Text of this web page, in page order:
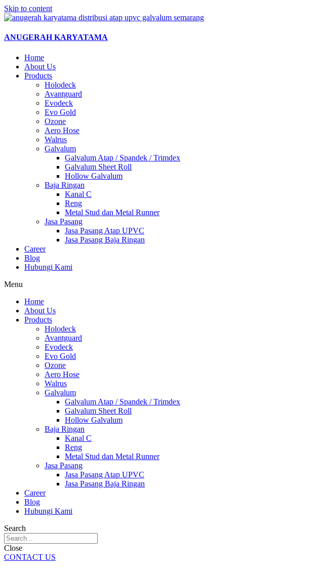
Skip to content
ANUGERAH KARYATAMA
Home
About Us
Products
Holodeck
Avantguard
Evodeck
Evo Gold
Ozone
Aero Hose
Walrus
Galvalum
Galvalum Atap / Spandek / Trimdex
Galvalum Sheet Roll
Hollow Galvalum
Baja Ringan
Kanal C
Reng
Metal Stud dan Metal Runner
Jasa Pasang
Jasa Pasang Atap UPVC
Jasa Pasang Baja Ringan
Career
Blog
Hubungi Kami
Menu
Home
About Us
Products
Holodeck
Avantguard
Evodeck
Evo Gold
Ozone
Aero Hose
Walrus
Galvalum
Galvalum Atap / Spandek / Trimdex
Galvalum Sheet Roll
Hollow Galvalum
Baja Ringan
Kanal C
Reng
Metal Stud dan Metal Runner
Jasa Pasang
Jasa Pasang Atap UPVC
Jasa Pasang Baja Ringan
Career
Blog
Hubungi Kami
Search
Close
CONTACT US